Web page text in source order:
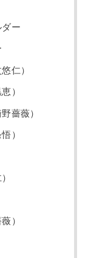
ー
仁）
）
薔薇）
）
）